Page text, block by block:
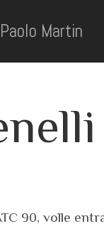
Paolo Martin
90, volle